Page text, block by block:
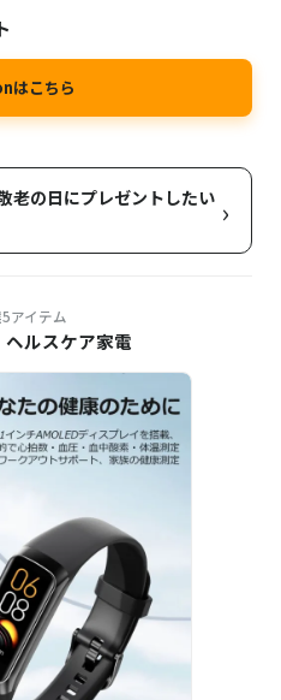
はこちら
老の日にプレゼントしたい ›
アイテム
ルスケア家電